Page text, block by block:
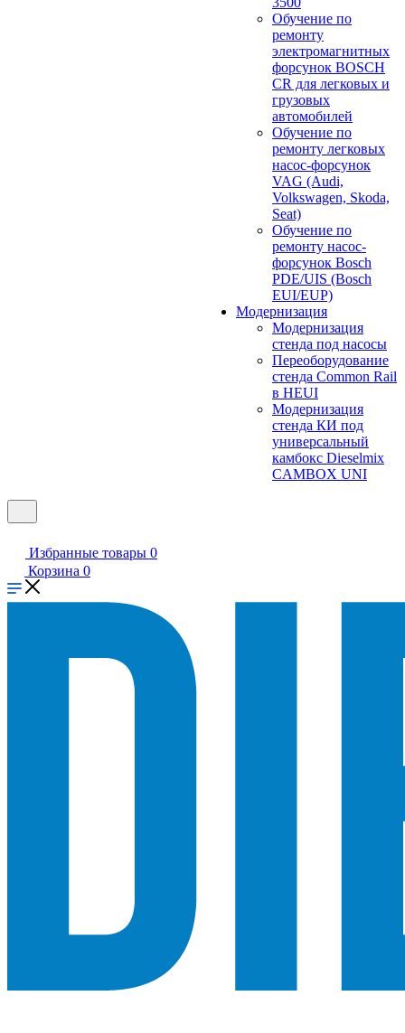
Обучение по
ремонту
электромагнитных
форсунок BOSCH
CR для легковых и
грузовых
автомобилей
Обучение по
ремонту легковых
насос-форсунок
VAG (Audi,
Volkswagen, Skoda,
Seat)
Обучение по
ремонту насос-
форсунок Bosch
PDE/UIS (Bosch
EUI/EUP)
Модернизация
Модернизация
стенда под насосы
Переоборудование
стенда Common Rail
в HEUI
Модернизация
стенда КИ под
универсальный
камбокс Dieselmix
CAMBOX UNI
Избранные товары 0
Корзина 0